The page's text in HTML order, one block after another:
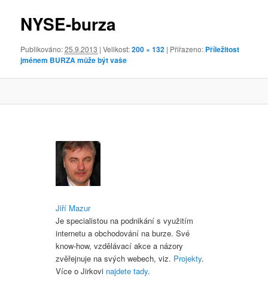
NYSE-burza
Publikováno:25.9.2013 | Velikost:200 × 132 | Přiřazeno: Příležitost
jménem BURZA může být vaše
Jiří Mazur
Je specialistou na podnikání s využitím
internetu a obchodování na burze. Své
know-how, vzdělávací akce a názory
zvěřejnuje na svých webech, viz. Projekty.
Více o Jirkovi najdete tady.